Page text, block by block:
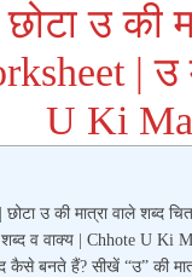
उ की
| उ
U Ki
छोटा उ की मात्रा वाले शब्द
शब्द व वाक्य | Chhote U Ki
कैसे बनते हैं? सीखें “उ” की